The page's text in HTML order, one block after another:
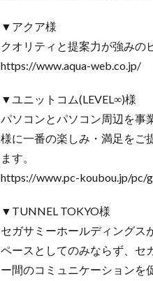
▼アクア様
クオリティと提案力が強みの
https://www.aqua-web.co.jp/
▼ユニットコム(LEVEL∞)様
パソコンとパソコン周辺を事
様に一番の楽しみ・満足をご
ます。
https://www.pc-koubou.jp/pc/
▼TUNNEL TOKYO様
セガサミーホールディングス
ペースとしてのみならず、セ
ー間のコミュニケーションを